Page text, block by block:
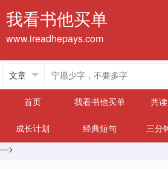
我看书他买单
www.ireadhepays.com
首页
我看书他买单 共
成长计划 经典短句
三分
—>